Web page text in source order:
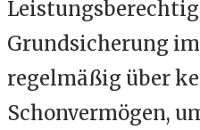
Grundsicherung
regelmäßig über
Schonvermögen,